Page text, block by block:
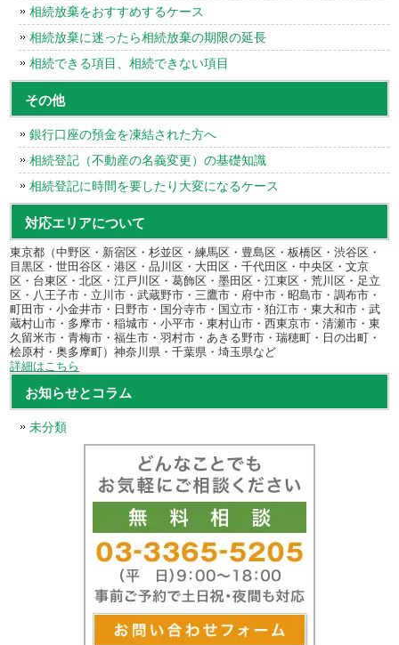
相続放棄をおすすめするケース
相続放棄に迷ったら相続放棄の期限の延長
相続できる項目、相続できない項目
その他
銀行口座の預金を凍結された方へ
相続登記（不動産の名義変更）の基礎知識
相続登記に時間を要したり大変になるケース
対応エリアについて
東京都（中野区・新宿区・杉並区・練馬区・豊島区・板橋区・渋谷区・
目黒区・世田谷区・港区・品川区・大田区・千代田区・中央区・文京
区・台東区・北区・江戸川区・葛飾区・墨田区・江東区・荒川区・足立
区・八王子市・立川市・武蔵野市・三鷹市・府中市・昭島市・調布市・
町田市・小金井市・日野市・国分寺市・国立市・狛江市・東大和市・武
蔵村山市・多摩市・稲城市・小平市・東村山市・西東京市・清瀬市・東
久留米市・青梅市・福生市・羽村市・あきる野市・瑞穂町・日の出町・
桧原村・奥多摩町）神奈川県・千葉県・埼玉県など
詳細はこちら
お知らせとコラム
未分類